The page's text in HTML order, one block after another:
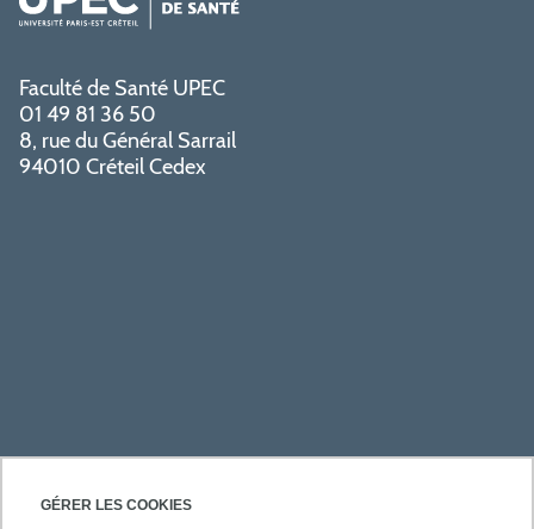
GÉRER LES COOKIES
Faculté de Santé UPEC
01 49 81 36 50
8, rue du Général Sarrail
94010 Créteil Cedex
PRATIQUE